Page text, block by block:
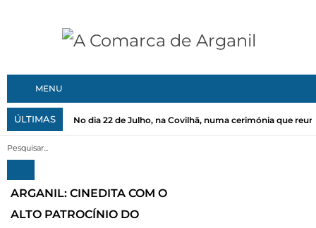
MENU
ÚLTIMAS No dia 22 de Julho, na Covilhã, numa cerimónia que
ARGANIL: CINEDITA COM O
ALTO PATROCÍNIO DO